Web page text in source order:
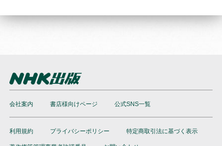
会社案内 書店様向けページ 公式SNS一覧
利用規約 プライバシーポリシー 特定商取引法に基づく表示